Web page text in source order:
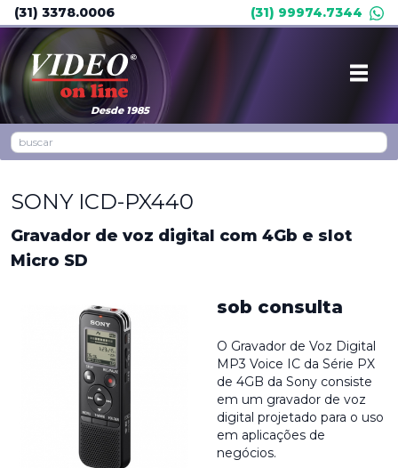
(31) 3378.0006 (31) 99974.7344
Desde 1985
SONY ICD-PX440
Gravador de voz digital com 4Gb e slot
Micro SD
sob consulta
O Gravador de Voz Digital
MP3 Voice IC da Série PX
de 4GB da Sony consiste
em um gravador de voz
digital projetado para o uso
em aplicações de
negócios.